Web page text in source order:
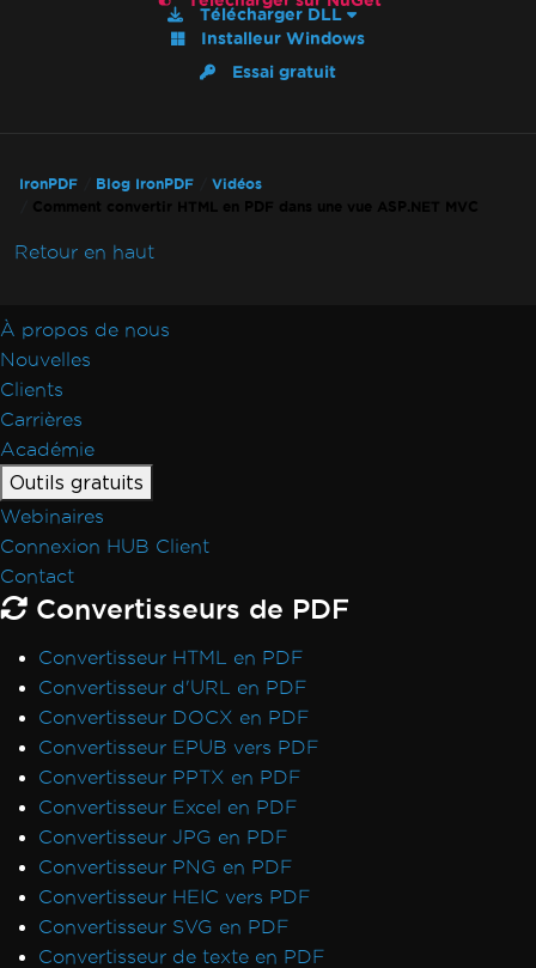
Télécharger DLL
Installeur Windows
Essai gratuit
IronPDF Blog IronPDF
Vidéos
Comment convertir HTML en PDF dans une vue ASP.NET MVC
Retour en haut
À propos de nous
Nouvelles
Clients
Carrières
Académie
Outils gratuits
Webinaires
Connexion HUB Client
Contact
Convertisseurs de PDF
Convertisseur HTML en PDF
Convertisseur d'URL en PDF
Convertisseur DOCX en PDF
Convertisseur EPUB vers PDF
Convertisseur PPTX en PDF
Convertisseur Excel en PDF
Convertisseur JPG en PDF
Convertisseur PNG en PDF
Convertisseur HEIC vers PDF
Convertisseur SVG en PDF
Convertisseur de texte en PDF